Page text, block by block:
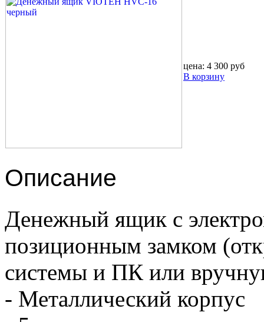
цена: 4 300 руб
В корзину
Описание
Денежный ящик с
позиционным замком
системы и ПК или
- Металлический корпус